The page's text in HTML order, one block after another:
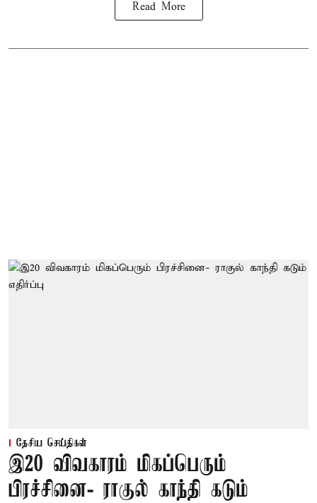
Read More
தேசிய செய்திகள்
இ20 விவகாரம் மிகப்பெரும்
பிரச்சினை- ராகுல் காந்தி கடும்